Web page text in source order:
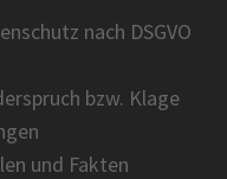
nach DSGVO
bzw. Klage
und Fakten